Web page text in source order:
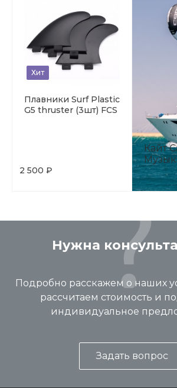
Хит
Плавники Surf Plastic
G5 thruster (3шт) FCS
2 500 ₽
Кайт
Нужна
Подробно расскажем о наших
рассчитаем стоимость и
индивидуальное
Задать вопрос